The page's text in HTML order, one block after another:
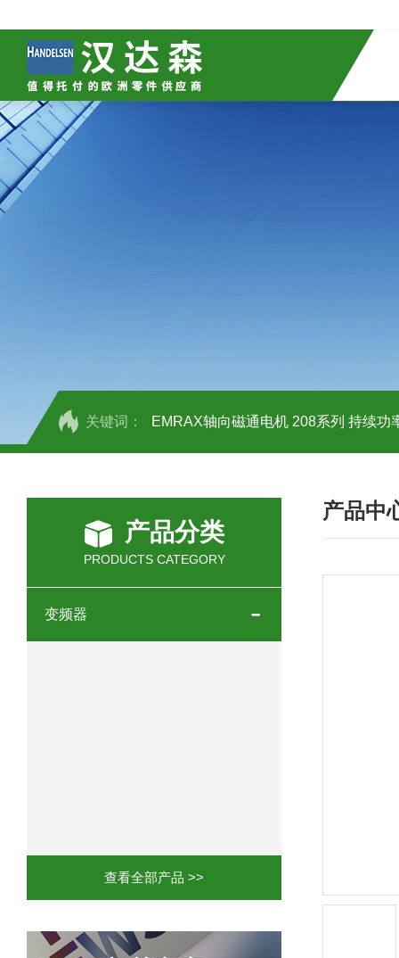
关键词： EMRAX轴向磁通电机 208系列 持续功
OEMER三相同步电机MTES 132SB/2
OEMER三相同步电机MTES 160MA/2
OEMER电机QLS 180M环保农业领域
mini motor电机MC230P3T 20- B参数
产品分类
PRODUCTS CATEGORY
变频器
查看全部产品 >>
产品中